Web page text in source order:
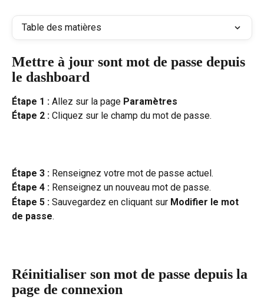
Table des matières
Mettre à jour sont mot de passe depuis
le dashboard
Étape 1 : Allez sur la page Paramètres
Étape 2 : Cliquez sur le champ du mot de passe.
Étape 3 : Renseignez votre mot de passe actuel.
Étape 4 : Renseignez un nouveau mot de passe.
Étape 5 : Sauvegardez en cliquant sur Modifier le mot
de passe.
Réinitialiser son mot de passe depuis la
page de connexion